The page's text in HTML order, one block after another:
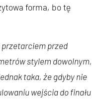
forma, bo tę
przetarciem przed
stylem dowolnym,
taka, że gdyby nie
wejścia do finału